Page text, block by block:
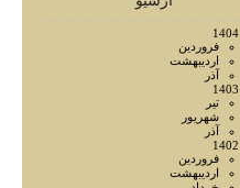
1404
فروردين
ارديبهشت
آذر
1403
تير
شهريور
آذر
1402
فروردين
ارديبهشت